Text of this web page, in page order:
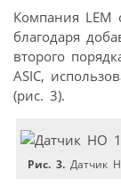
Компания LEM
благодаря
второго
ASIC,
(рис. 3).
Рис. 3. Датчик